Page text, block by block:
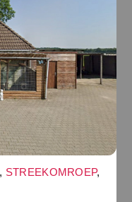
, STREEKOMROEP,